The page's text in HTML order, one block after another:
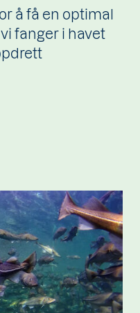
å få en optimal
fanger i havet